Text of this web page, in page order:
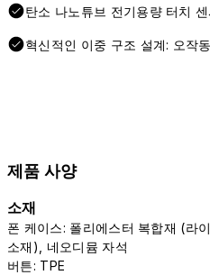
탄소 나노튜브 전기용량 터치
혁신적인 이중 구조 설계: 오작
제품 사양
소재
폰 케이스: 폴리에스터 복합재 (라
소재), 네오디뮴 자석
버튼: TPE